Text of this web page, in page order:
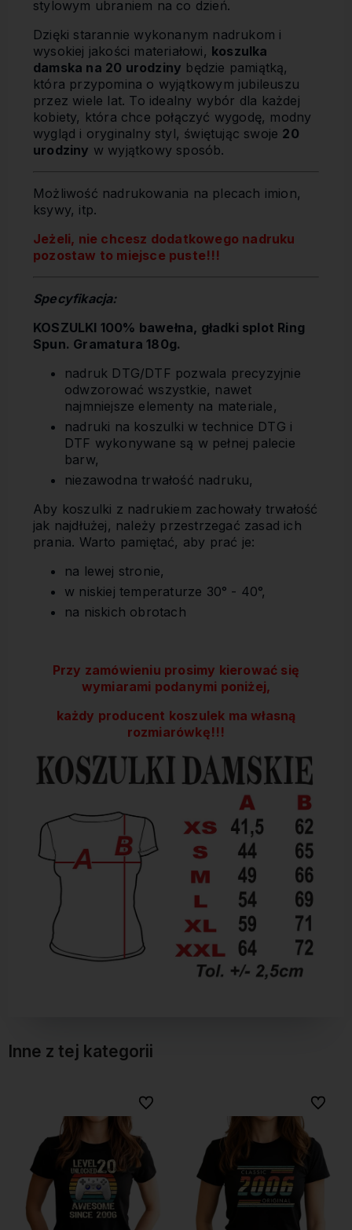
stylowym ubraniem na co dzień.
Dzięki starannie wykonanym nadrukom i
wysokiej jakości materiałowi, koszulka
damska na 20 urodziny będzie pamiątką,
która przypomina o wyjątkowym jubileuszu
przez wiele lat. To idealny wybór dla każdej
kobiety, która chce połączyć wygodę, modny
wygląd i oryginalny styl, świętując swoje 20
urodziny w wyjątkowy sposób.
Możliwość nadrukowania na plecach imion,
ksywy, itp.
Jeżeli, nie chcesz dodatkowego nadruku
pozostaw to miejsce puste!!!
Specyfikacja:
KOSZULKI 100% bawełna, gładki splot Ring
Spun. Gramatura 180g.
nadruk DTG/DTF pozwala precyzyjnie
odwzorować wszystkie, nawet
najmniejsze elementy na materiale,
nadruki na koszulki w technice DTG i
DTF wykonywane są w pełnej palecie
barw,
niezawodna trwałość nadruku,
Aby koszulki z nadrukiem zachowały trwałość
jak najdłużej, należy przestrzegać zasad ich
prania. Warto pamiętać, aby prać je:
na lewej stronie,
w niskiej temperaturze 30° - 40°,
na niskich obrotach
Przy zamówieniu prosimy kierować się
wymiarami podanymi poniżej,
każdy producent koszulek ma własną
rozmiarówkę!!!
Inne z tej kategorii
Do ulubionych
Do ulubionych Do
Do